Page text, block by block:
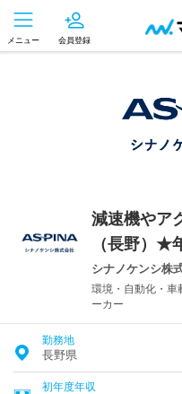
メニュー 会員登録
減速機やア
（長野）★
シナノケンシ株
環境・自動化・車
ーカー
勤務地
長野県
初年度年収